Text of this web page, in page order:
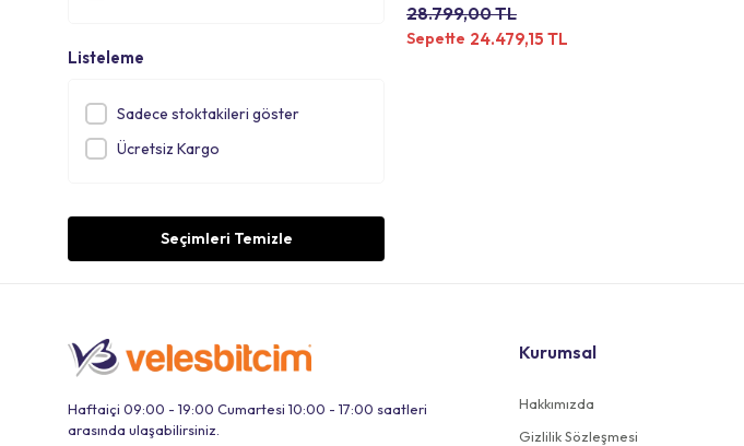
Listeleme
Sadece stoktakileri göster
Ücretsiz Kargo
Seçimleri Temizle
28.799,00 TL
Sepette 24.479,15 TL
Haftaiçi 09:00 - 19:00 Cumartesi 10:00 - 17:00 saatleri
arasında ulaşabilirsiniz.
Kurumsal
Hakkımızda
Gizlilik Sözleşmesi